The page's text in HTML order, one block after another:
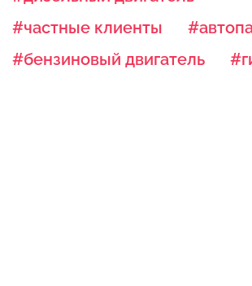
#частные клиенты
#бензиновый двигатель